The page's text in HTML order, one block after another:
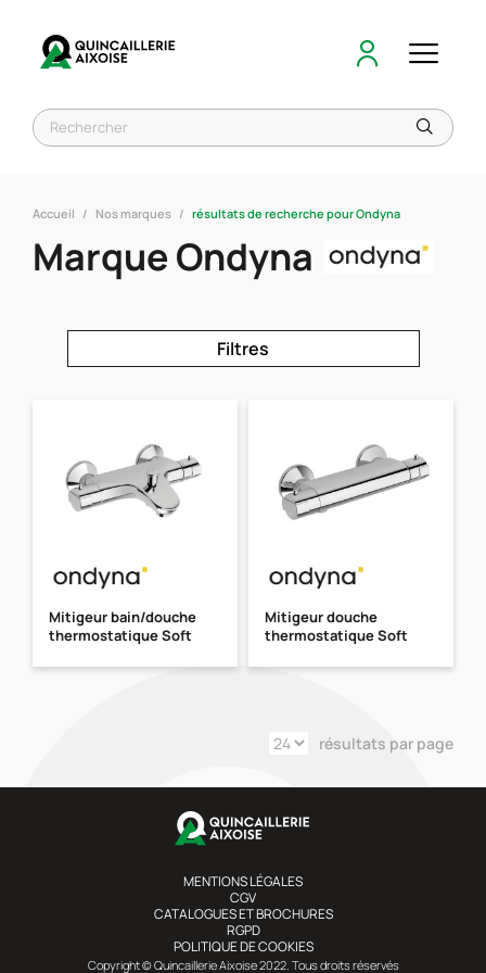
Accueil Nos marques résultats de recherche pour Ondyna
Marque Ondyna
Filtres
Mitigeur bain/douche
thermostatique Soft
Mitigeur douche
thermostatique Soft
résultats par page
MENTIONS LÉGALES
CGV
CATALOGUES ET BROCHURES
RGPD
POLITIQUE DE COOKIES
Copyright © Quincaillerie Aixoise 2022. Tous droits réservés